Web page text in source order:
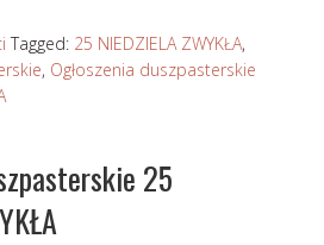
Tagged: 25 NIEDZIELA ZWYKŁA,
, Ogłoszenia duszpasterskie
25